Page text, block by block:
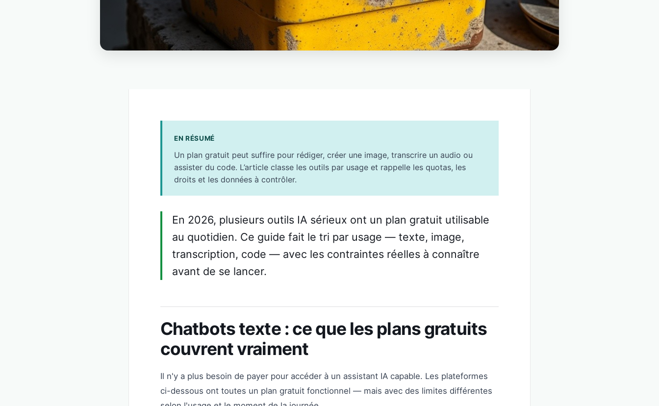
EN RÉSUMÉ
Un plan gratuit peut suffire pour rédiger, créer une image, transcrire un audio ou
assister du code. L’article classe les outils par usage et rappelle les quotas, les
droits et les données à contrôler.
En 2026, plusieurs outils IA sérieux ont un plan gratuit utilisable
au quotidien. Ce guide fait le tri par usage — texte, image,
transcription, code — avec les contraintes réelles à connaître
avant de se lancer.
Chatbots texte : ce que les plans gratuits
couvrent vraiment
Il n'y a plus besoin de payer pour accéder à un assistant IA capable. Les plateformes
ci-dessous ont toutes un plan gratuit fonctionnel — mais avec des limites différentes